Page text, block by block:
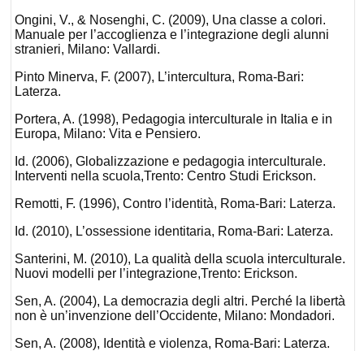
Ongini, V., & Nosenghi, C. (2009), Una classe a colori.
Manuale per l’accoglienza e l’integrazione degli alunni
stranieri, Milano: Vallardi.
Pinto Minerva, F. (2007), L’intercultura, Roma-Bari:
Laterza.
Portera, A. (1998), Pedagogia interculturale in Italia e in
Europa, Milano: Vita e Pensiero.
Id. (2006), Globalizzazione e pedagogia interculturale.
Interventi nella scuola,Trento: Centro Studi Erickson.
Remotti, F. (1996), Contro l’identità, Roma-Bari: Laterza.
Id. (2010), L’ossessione identitaria, Roma-Bari: Laterza.
Santerini, M. (2010), La qualità della scuola interculturale.
Nuovi modelli per l’integrazione,Trento: Erickson.
Sen, A. (2004), La democrazia degli altri. Perché la libertà
non è un’invenzione dell’Occidente, Milano: Mondadori.
Sen, A. (2008), Identità e violenza, Roma-Bari: Laterza.